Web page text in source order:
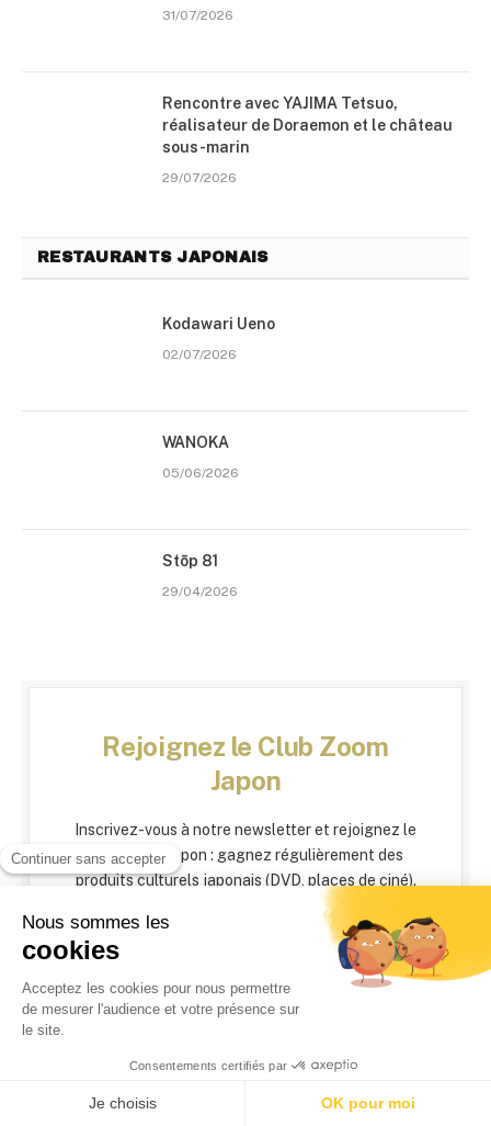
31/07/2026
Rencontre avec YAJIMA Tetsuo,
réalisateur de Doraemon et le château
sous-marin
29/07/2026
RESTAURANTS JAPONAIS
Kodawari Ueno
02/07/2026
WANOKA
05/06/2026
Stōp 81
29/04/2026
Rejoignez le Club Zoom
Japon
Inscrivez-vous à notre newsletter et rejoignez le
Club Zoom Japon : gagnez régulièrement des
produits culturels japonais (DVD, places de ciné).
Email
J'accepte de recevoir vos e-mails et confirme